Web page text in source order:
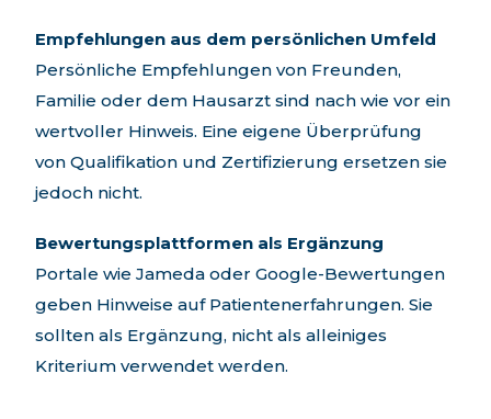
Empfehlungen aus dem persönlichen Umfeld
Persönliche Empfehlungen von Freunden,
Familie oder dem Hausarzt sind nach wie vor ein
wertvoller Hinweis. Eine eigene Überprüfung
von Qualifikation und Zertifizierung ersetzen sie
jedoch nicht.
Bewertungsplattformen als Ergänzung
Portale wie Jameda oder Google-Bewertungen
geben Hinweise auf Patientenerfahrungen. Sie
sollten als Ergänzung, nicht als alleiniges
Kriterium verwendet werden.